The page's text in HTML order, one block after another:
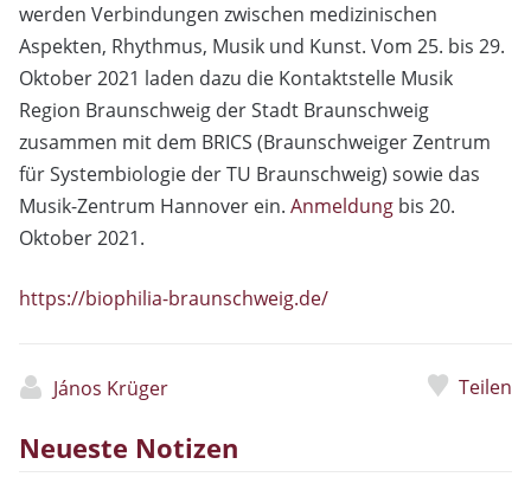
werden Verbindungen zwischen medizinischen
Aspekten, Rhythmus, Musik und Kunst. Vom 25. bis 29.
Oktober 2021 laden dazu die Kontaktstelle Musik
Region Braunschweig der Stadt Braunschweig
zusammen mit dem BRICS (Braunschweiger Zentrum
für Systembiologie der TU Braunschweig) sowie das
Musik-Zentrum Hannover ein. Anmeldung bis 20.
Oktober 2021.
https://biophilia-braunschweig.de/
János Krüger Teilen
Neueste Notizen